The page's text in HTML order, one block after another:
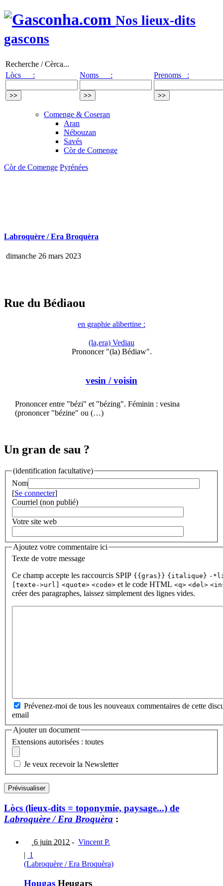
Nos lieux-dits
gascons
Recherche / Cèrca...
Lòcs :
Noms : Prenoms :
Comenge & Coseran
Aran
Nébouzan
Savés
Còr de Comenge
Còr de Comenge Pyrénées
Labroquère / Era Broquèra
dimanche 26 mars 2023
Rue du Bédiaou
en graphie alibertine :
(la,era) Vediau
Prononcer "(la) Bédiaw".
vesin / voisin
Prononcer entre "bézi" et "bézing". Féminin : vesina
(prononcer "bézine" ou (…)
Un gran de sau ?
(identification facultative)
Nom
[Se connecter]
Courriel (non publié)
Votre site web
Ajoutez votre commentaire ici
Texte de votre message
Ce champ accepte les raccourcis SPIP {{gras}} {italique} -
[texte->url]
<quote> <code> et le code HTML <q> <del>
créer des paragraphes, laissez simplement des lignes vides.
Prévenez-moi de tous les nouveaux commentaires de cette
email
Ajouter un document
Extensions autorisées : toutes
Je veux recevoir la Newsletter
Lòcs (lieux-dits = toponymie, paysage...) de
Labroquère / Era Broquèra :
6 juin 2012 - Vincent P.
| 1
(Labroquère / Era Broquèra)
Hougas Heugars